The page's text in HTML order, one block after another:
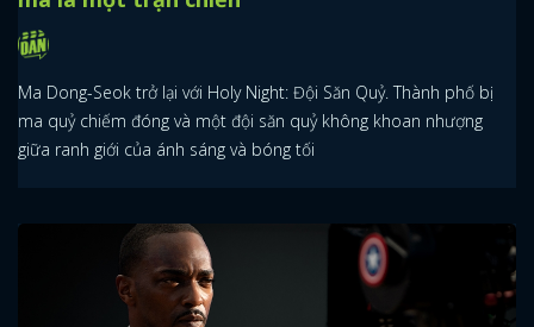
Ma Dong-Seok trở lại với Holy Night: Đội Săn Quỷ. Thành phố bị
ma quỷ chiếm đóng và một đội săn quỷ không khoan nhượng
giữa ranh giới của ánh sáng và bóng tối